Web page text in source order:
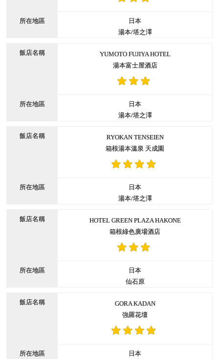
日本
湯本/塔之澤
YUMOTO FUJIYA HOTEL
湯本富士屋酒店
日本
湯本/塔之澤
RYOKAN TENSEIEN
箱根湯本溫泉 天成園
日本
湯本/塔之澤
HOTEL GREEN PLAZA HAKONE
箱根綠色廣場酒店
日本
仙石原
GORA KADAN
強羅花壇
日本